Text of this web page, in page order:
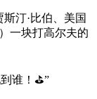
汀·比伯、美国
一块打高尔夫的
谁！⛳️”